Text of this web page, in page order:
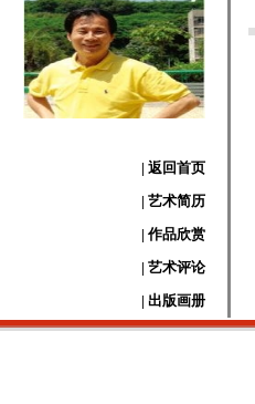
| 返回首页
| 艺术简历
| 作品欣赏
| 艺术评论
| 出版画册